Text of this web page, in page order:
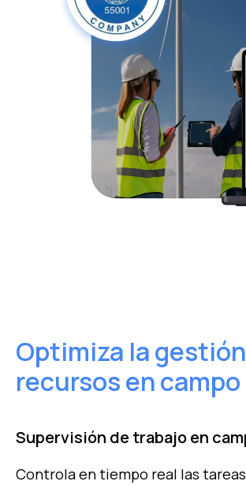
Optimiza la
recursos en campo
Supervisión de trabajo en
Controla en tiempo real las